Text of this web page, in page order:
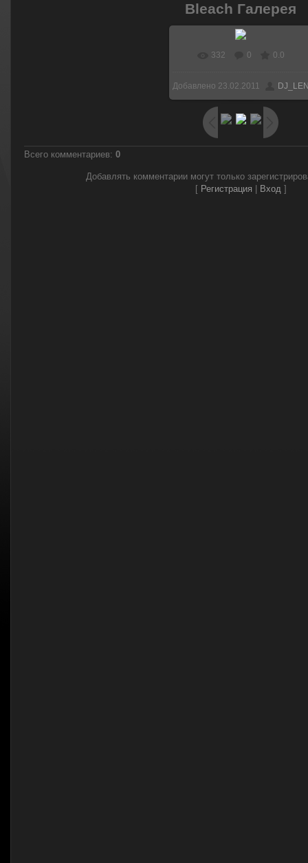
Bleach Галерея
332 0 0.0
Добавлено 23.02.2011
Всего комментариев: 0
Добавлять комментарии могут только
[ Регистрация Вход]